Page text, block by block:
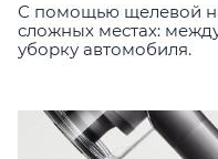
С помощью щелевой
сложных местах:
уборку автомобиля.